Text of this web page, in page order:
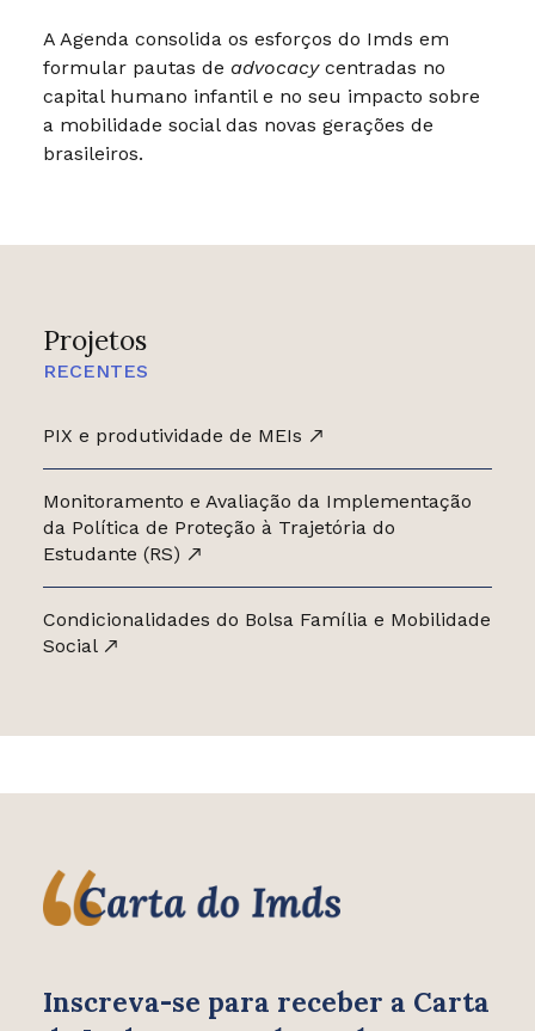
Projetos
RECENTES
PIX e produtividade de MEIs
Monitoramento e Avaliação da Implementação
da Política de Proteção à Trajetória do
Estudante (RS)
Condicionalidades do Bolsa Família e Mobilidade
Social
A Agenda consolida os esforços do Imds em
formular pautas de advocacycentradas no
capital humano infantil e no seu impacto sobre
a mobilidade social das novas gerações de
brasileiros.
Inscreva-se para receber a Carta